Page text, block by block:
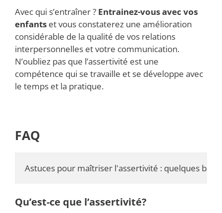
Avec qui s’entraîner ? Entrainez-vous avec vos
enfants et vous constaterez une amélioration
considérable de la qualité de vos relations
interpersonnelles et votre communication.
N’oubliez pas que l’assertivité est une
compétence qui se travaille et se développe avec
le temps et la pratique.
FAQ
Astuces pour maîtriser l'assertivité : quelques
Qu’est-ce que l’assertivité?